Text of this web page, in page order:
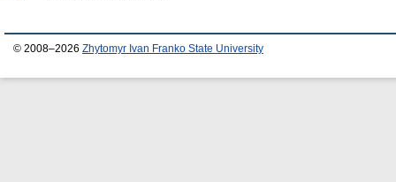
© 2008–2026 Zhytomyr Ivan Franko State University